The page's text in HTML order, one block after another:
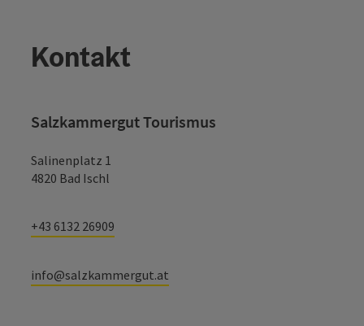
Kontakt
Salzkammergut Tourismus
Salinenplatz 1
4820 Bad Ischl
+43 6132 26909
info@salzkammergut.at